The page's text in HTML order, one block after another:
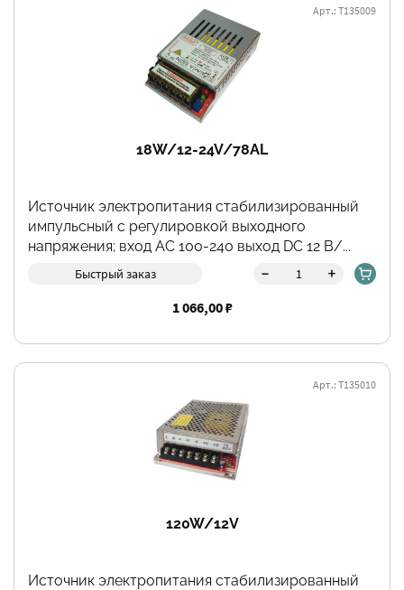
18W/12-24V/78AL
Арт.: Т135009
Источник электропитания стабилизированный
импульсный с регулировкой выходного
напряжения; вход АС 100-240 выход DC 12 В/...
Быстрый заказ - +
1 066,00 ₽
120W/12V
Арт.: Т135010
Источник электропитания стабилизированный